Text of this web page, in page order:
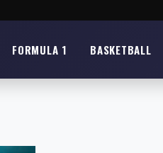
FORMULA 1 BASKETBALL